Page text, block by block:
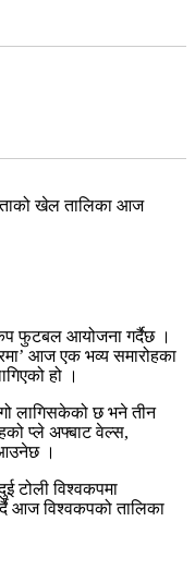
खेल तालिका आज
फुटबल आयोजना गर्दैछ ।
आज एक भव्य समारोहका
हो ।
लागिसकेको छ भने तीन
प्ले अफ्बाट वेल्स,
।
टोली विश्वकपमा
आज विश्वकपको तालिका